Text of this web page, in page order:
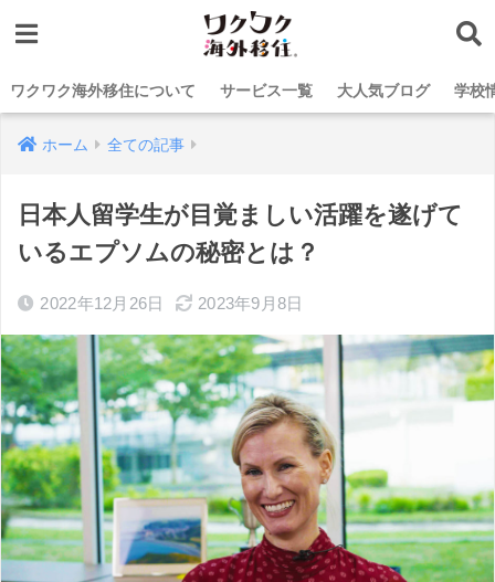
ワクワク海外移住について サービス一覧 大人気ブログ 学校
ホーム 全ての記事
日本人留学生が目覚ましい活躍を遂げて
いるエプソムの秘密とは？
2022年12月26日 2023年9月8日